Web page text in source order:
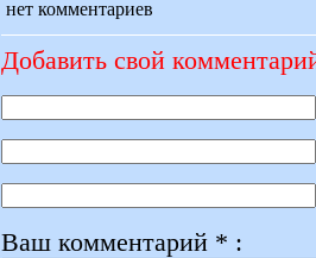
нет комментариев
Добавить свой
Ваш комментарий * :